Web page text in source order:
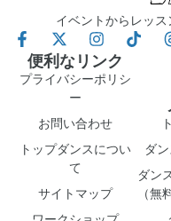
イベントからレッ
便利なリンク
プライバシーポリシ
ー
お問い合わせ
トップダンスについ
て
サイトマップ
ダ
ダン
（無